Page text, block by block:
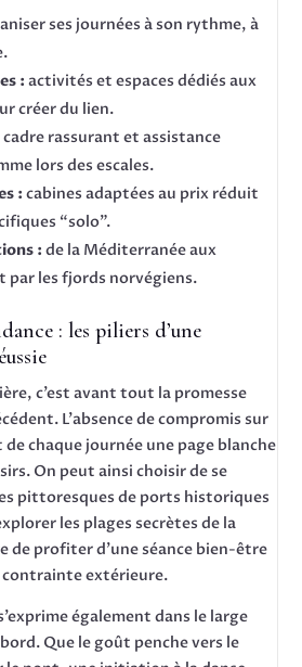
ses journées à son rythme, à
: activités et espaces dédiés aux
créer du lien.
cadre rassurant et assistance
lors des escales.
: cabines adaptées au prix réduit
“solo”.
: de la Méditerranée aux
par les fjords norvégiens.
: les piliers d’une
c’est avant tout la promesse
L’absence de compromis sur
chaque journée une page blanche
On peut ainsi choisir de se
pittoresques de ports historiques
les plages secrètes de la
de profiter d’une séance bien-être
contrainte extérieure.
également dans le large
Que le goût penche vers le